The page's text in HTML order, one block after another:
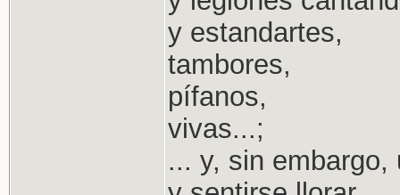
y estandartes,
tambores,
pífanos,
vivas...;
... y, sin